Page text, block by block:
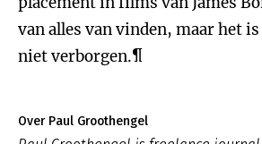
van alles van vinden, maar het
niet verborgen.¶
Over Paul Groothengel